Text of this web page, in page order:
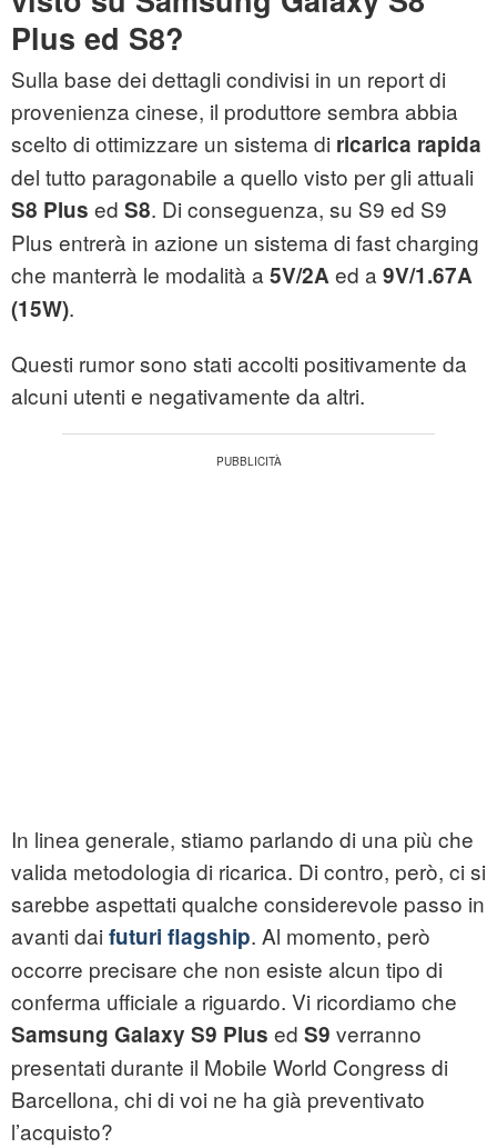
Plus ed S8?
Sulla base dei dettagli condivisi in un report di
provenienza cinese, il produttore sembra abbia
scelto di ottimizzare un sistema di ricarica rapida
del tutto paragonabile a quello visto per gli attuali
S8 Plus ed S8. Di conseguenza, su S9 ed S9
Plus entrerà in azione un sistema di fast charging
che manterrà le modalità a 5V/2Aed a 9V/1.67A
(15W).
Questi rumor sono stati accolti positivamente da
alcuni utenti e negativamente da altri.
In linea generale, stiamo parlando di una più che
valida metodologia di ricarica. Di contro, però, ci si
sarebbe aspettati qualche considerevole passo in
avanti dai futuri flagship. Al momento, però
occorre precisare che non esiste alcun tipo di
conferma ufficiale a riguardo. Vi ricordiamo che
Samsung Galaxy S9 Plus ed S9 verranno
presentati durante il Mobile World Congress di
Barcellona, chi di voi ne ha già preventivato
l’acquisto?